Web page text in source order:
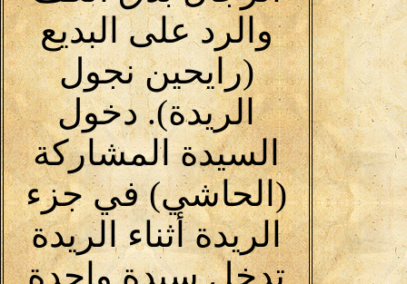
والرد على البديع
(رايحين نجول
الريدة). دخول
السيدة المشاركة
(الحاشي) في جزء
الريدة أثناء الريدة
تدخل سيدة واحدة